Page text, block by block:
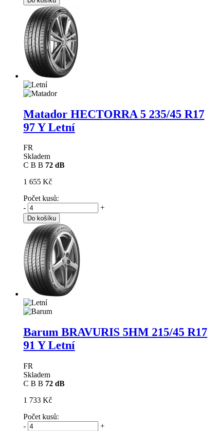
Matador HECTORRA 5 235/45 R17
97 Y Letní
FR
Skladem
C B B 72 dB
1 655 Kč
Počet kusů:
-
+
Do košíku
Barum BRAVURIS 5HM 215/45 R17
91 Y Letní
FR
Skladem
C B B 72 dB
1 733 Kč
Počet kusů:
-
+